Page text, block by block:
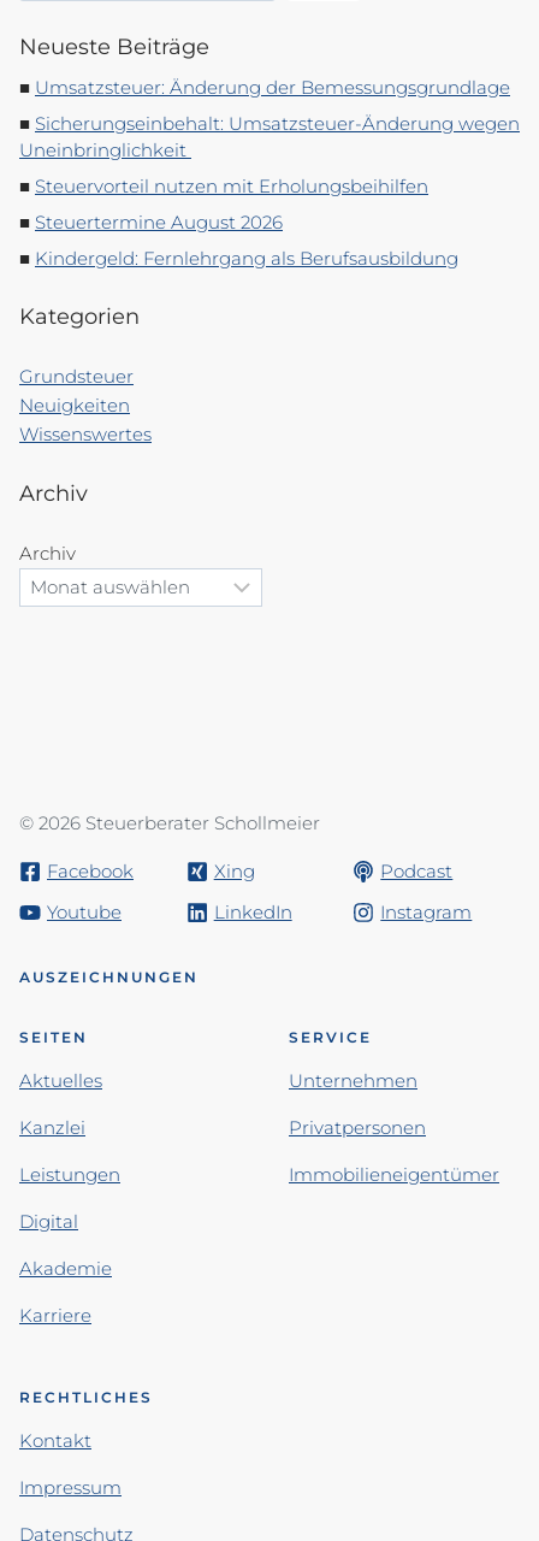
Neueste Beiträge
Umsatzsteuer: Änderung der Bemessungsgrundlage
Sicherungseinbehalt: Umsatzsteuer-Änderung wegen
Uneinbringlichkeit
Steuervorteil nutzen mit Erholungsbeihilfen
Steuertermine August 2026
Kindergeld: Fernlehrgang als Berufsausbildung
Kategorien
Grundsteuer
Neuigkeiten
Wissenswertes
Archiv
Archiv
© 2026 Steuerberater Schollmeier
Facebook Xing
Podcast
Youtube
LinkedIn Instagram
AUSZEICHNUNGEN
SEITEN
Aktuelles
Kanzlei
Leistungen
Digital
Akademie
Karriere
SERVICE
Unternehmen
Privatpersonen
Immobilieneigentümer
RECHTLICHES
Kontakt
Impressum
Datenschutz